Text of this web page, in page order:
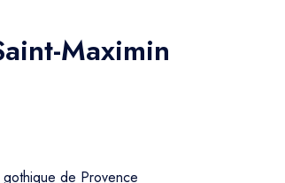
Maximin
de Provence